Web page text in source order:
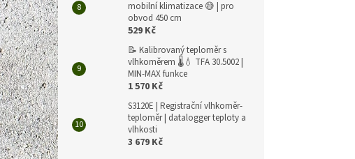
mobilní klimatizace 😅 | pro
obvod 450 cm
529 Kč
📝 Kalibrovaný teploměr s
vlhkoměrem 🌡️💧 TFA 30.5002 |
MIN-MAX funkce
1 570 Kč
S3120E | Registrační vlhkoměr-
teploměr | datalogger teploty a
vlhkosti
3 679 Kč